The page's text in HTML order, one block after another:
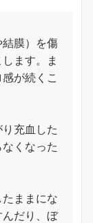
膜）を傷
ます。ま
が続くこ
充血した
くなった
ままにな
だり、ぼ